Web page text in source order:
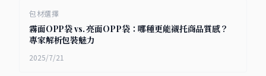
包材選擇
霧面OPP袋 vs. 亮面OPP袋：哪種更能襯托商品質感？
專家解析包裝魅力
2025/7/21